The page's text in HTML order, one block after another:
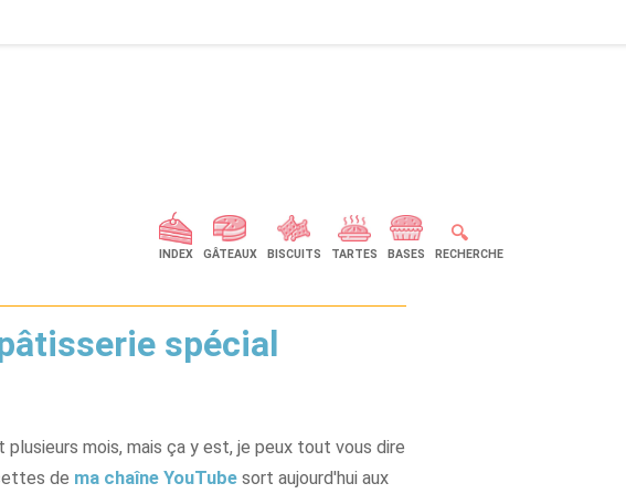
🔍
INDEX GÂTEAUX BISCUITS TARTES BASES RECHERCHE
spécial
mois, mais ça y est, je peux tout vous dire
de ma chaîne YouTube sort aujourd'hui aux